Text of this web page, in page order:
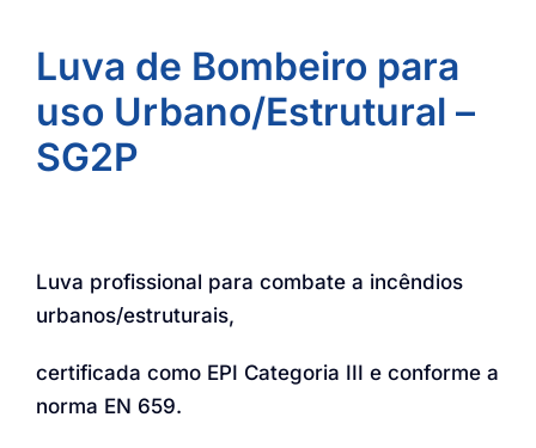
Luva de Bombeiro para
uso Urbano/Estrutural –
SG2P
Luva profissional para combate a incêndios
urbanos/estruturais,
certificada como EPI Categoria III e conforme a
norma EN 659.